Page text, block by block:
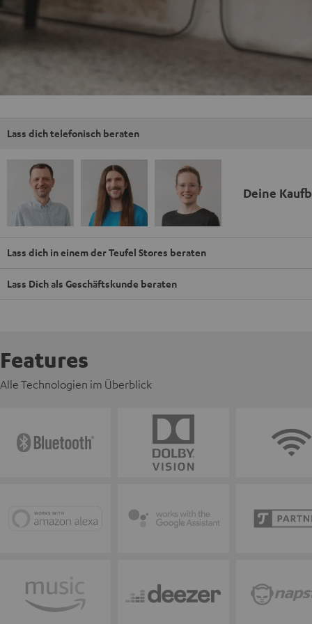
Lass dich telefonisch beraten
Deine
Lass dich in einem der Teufel Stores beraten
Lass Dich als Geschäftskunde beraten
Features
Alle Technologien im Überblick